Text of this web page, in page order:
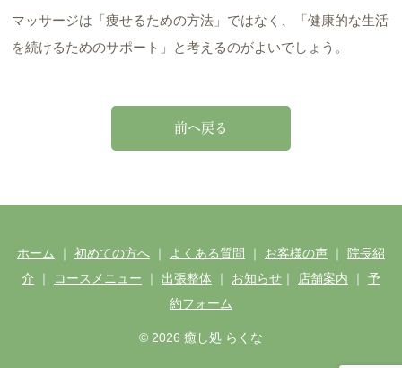
マッサージは「痩せるための方法」ではなく、「健康的な生活
を続けるためのサポート」と考えるのがよいでしょう。
前へ戻る
ホーム ｜ 初めての方へ｜ よくある質問 ｜ お客様の声｜
院長紹
介 ｜ コースメニュー ｜ 出張整体｜ お知らせ｜ 店舗案内 ｜ 予
約フォーム
© 2026 癒し処 らくな